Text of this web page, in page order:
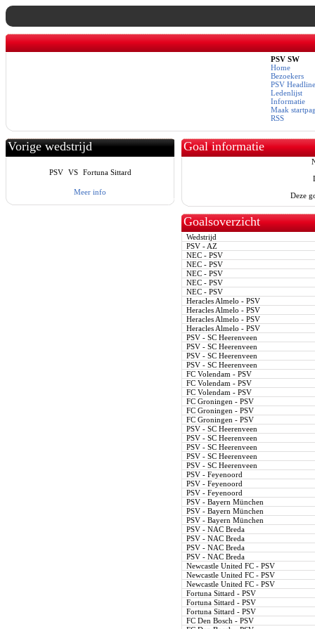
PSV SW
Home
Bezoekers
PSV
Ledenlijst
Informatie
Maak
RSS
Vorige wedstrijd
PSV VS Fortuna Sittard
Meer info
Goal informatie
Deze
Goalsoverzicht
Wedstrijd
PSV - AZ
NEC - PSV
NEC - PSV
NEC - PSV
NEC - PSV
NEC - PSV
Heracles Almelo - PSV
Heracles Almelo - PSV
Heracles Almelo - PSV
Heracles Almelo - PSV
PSV - SC Heerenveen
PSV - SC Heerenveen
PSV - SC Heerenveen
PSV - SC Heerenveen
FC Volendam - PSV
FC Volendam - PSV
FC Volendam - PSV
FC Groningen - PSV
FC Groningen - PSV
FC Groningen - PSV
PSV - SC Heerenveen
PSV - SC Heerenveen
PSV - SC Heerenveen
PSV - SC Heerenveen
PSV - SC Heerenveen
PSV - Feyenoord
PSV - Feyenoord
PSV - Feyenoord
PSV - Bayern München
PSV - Bayern München
PSV - Bayern München
PSV - NAC Breda
PSV - NAC Breda
PSV - NAC Breda
PSV - NAC Breda
Newcastle United FC - PSV
Newcastle United FC - PSV
Newcastle United FC - PSV
Fortuna Sittard - PSV
Fortuna Sittard - PSV
Fortuna Sittard - PSV
FC Den Bosch - PSV